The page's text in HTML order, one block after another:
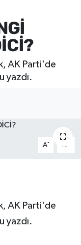
AK Parti'de
yazdı.
A- A
AK Parti'de
yazdı.